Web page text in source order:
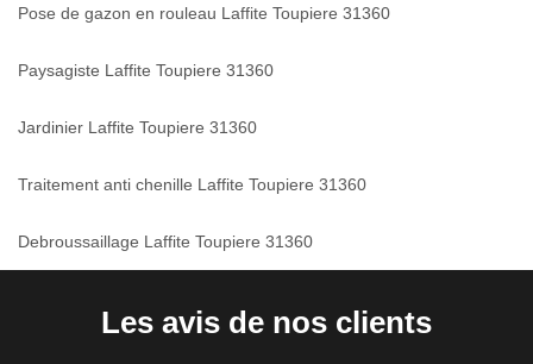
Pose de gazon en rouleau Laffite Toupiere 31360
Paysagiste Laffite Toupiere 31360
Jardinier Laffite Toupiere 31360
Traitement anti chenille Laffite Toupiere 31360
Debroussaillage Laffite Toupiere 31360
Les avis de nos clients